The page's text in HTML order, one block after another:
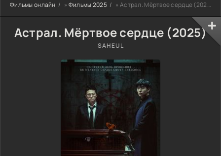
Фильмы онлайн » Фильмы 2025 » Астрал. Мёртвое сердце (2025)
Астрал. Мёртвое сердце (2025)
SAHEUL